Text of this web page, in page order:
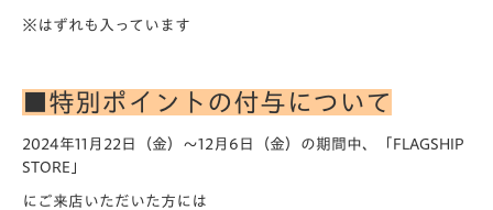
※はずれも入っています
■特別ポイントの付与について
2024年11月22日（金）～12月6日（金）の期間中、「FLAGSHIP
STORE」
にご来店いただいた方には